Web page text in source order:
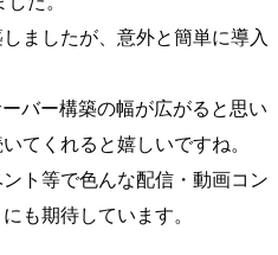
ましたが、意外と簡単に導入
バー構築の幅が広がると思い
てくれると嬉しいですね。
ト等で色んな配信・動画コン
も期待しています。